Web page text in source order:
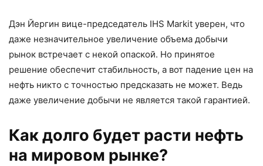
Дэн Йергин вице-председатель IHS Markit уверен, что
даже незначительное увеличение объема добычи
рынок встречает с некой опаской. Но принятое
решение обеспечит стабильность, а вот падение цен на
нефть никто с точностью предсказать не может. Ведь
даже увеличение добычи не является такой гарантией.
Как долго будет расти нефть
на мировом рынке?